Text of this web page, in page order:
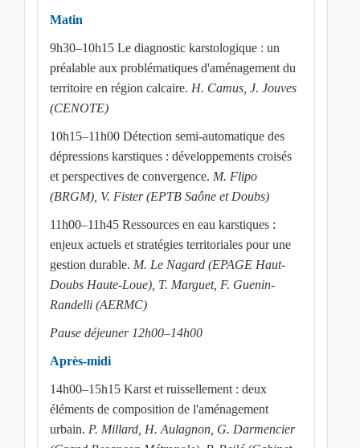
Matin
9h30–10h15 Le diagnostic karstologique : un
préalable aux problématiques d'aménagement du
territoire en région calcaire. H. Camus, J. Jouves
(CENOTE)
10h15–11h00 Détection semi-automatique des
dépressions karstiques : développements croisés
et perspectives de convergence. M. Flipo
(BRGM), V. Fister (EPTB Saône et Doubs)
11h00–11h45 Ressources en eau karstiques :
enjeux actuels et stratégies territoriales pour une
gestion durable. M. Le Nagard (EPAGE Haut-
Doubs Haute-Loue), T. Marguet, F. Guenin-
Randelli (AERMC)
Pause déjeuner 12h00–14h00
Après-midi
14h00–15h15 Karst et ruissellement : deux
éléments de composition de l'aménagement
urbain. P. Millard, H. Aulagnon, G. Darmencier